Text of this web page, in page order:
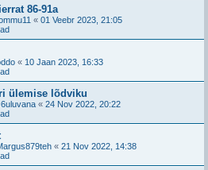
86-91a
« 01 Veebr 2023, 21:05
« 10 Jaan 2023, 16:33
ülemise lõdviku
« 24 Nov 2022, 20:22
« 21 Nov 2022, 14:38